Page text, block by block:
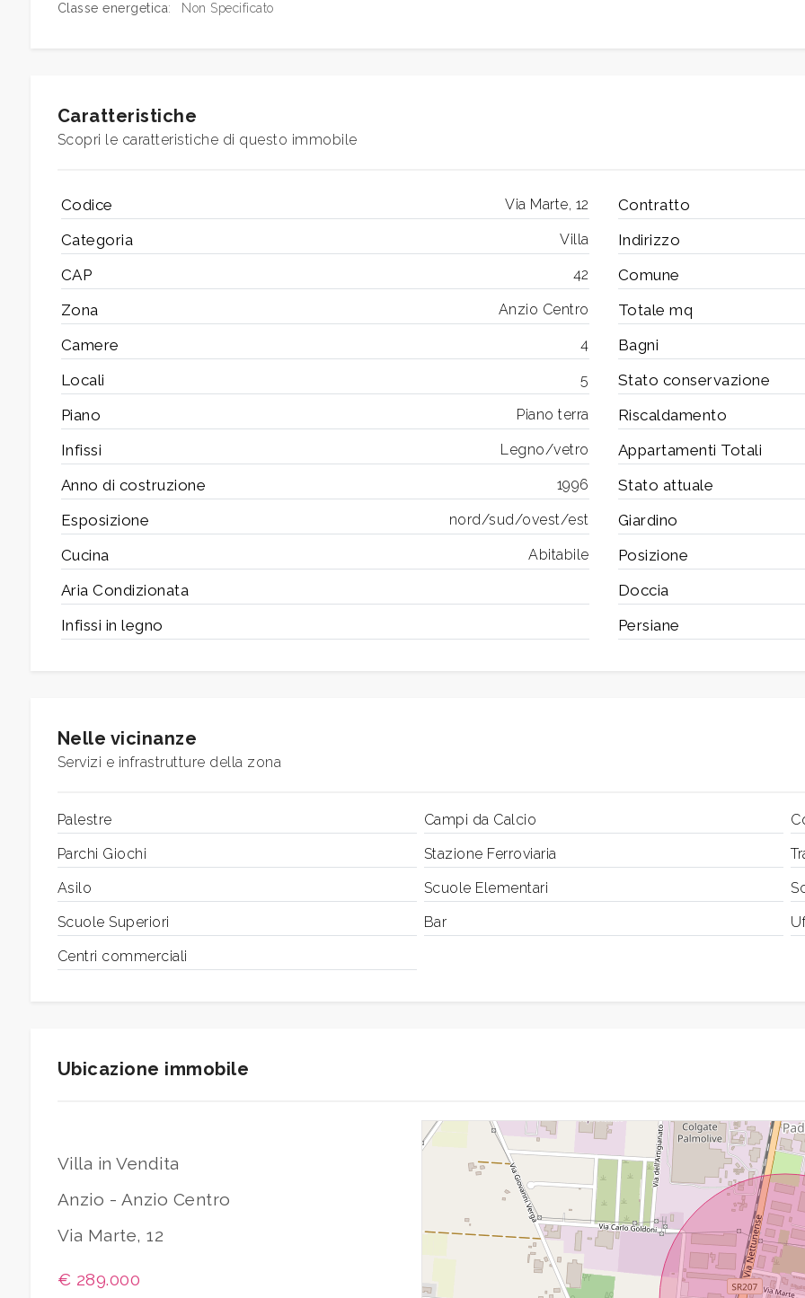
Classe energetica: Non Specificato
Caratteristiche
Scopri le caratteristiche di questo immobile
Codice Via Marte, 12 Contratto
Categoria Villa Indirizzo
CAP 42 Comune
Zona Anzio Centro Totale mq
Camere 4 Bagni
Locali 5 Stato conservazione
Piano Piano terra Riscaldamento
Infissi Legno/vetro Appartamenti Totali
Anno di costruzione 1996 Stato attuale
Esposizione nord/sud/ovest/est Giardino
Cucina Abitabile Posizione
Aria Condizionata
Doccia
Infissi in legno
Persiane
Nelle vicinanze
Servizi e infrastrutture della zona
Palestre Campi da Calcio
Parchi Giochi
Stazione Ferroviaria
Asilo
Scuole Elementari
Scuole Superiori
Bar
Centri commerciali
Ubicazione immobile
Villa in Vendita
Anzio - Anzio Centro
Via Marte, 12
€ 289.000
Camere
Altre
opzioni
Balcone/Terrazzo
Ascensore
Arredato